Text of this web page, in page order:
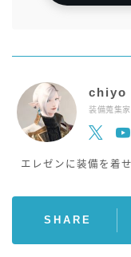
chiyo
装備蒐集家
エレゼンに装備を着
SHARE